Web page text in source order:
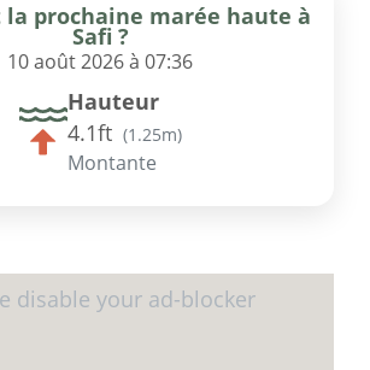
la prochaine marée haute à
Safi ?
10 août 2026 à 07:36
Hauteur
4.1ft (1.25m)
Montante